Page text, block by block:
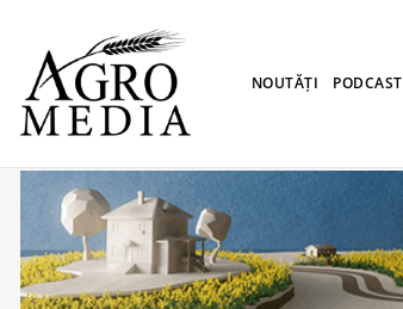
NOUTĂȚI PODCAST